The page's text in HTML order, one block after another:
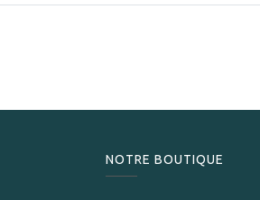
NOTRE BOUTIQUE